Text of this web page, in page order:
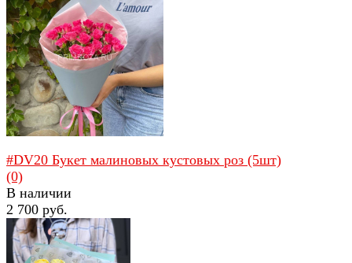
избранное сравнить
#DV20 Букет малиновых кустовых роз (5шт)
(0)
В наличии
2 700 руб.